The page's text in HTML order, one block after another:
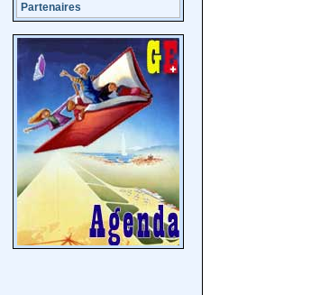
Partenaires